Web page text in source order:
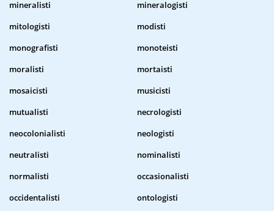
mineralisti
mineralogisti
mitologisti
modisti
monografisti
monoteisti
moralisti
mortaisti
mosaicisti
musicisti
mutualisti
necrologisti
neocolonialisti
neologisti
neutralisti
nominalisti
normalisti
occasionalisti
occidentalisti
ontologisti